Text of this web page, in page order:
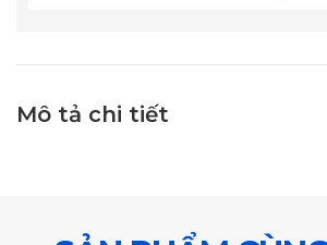
Mô tả chi tiết